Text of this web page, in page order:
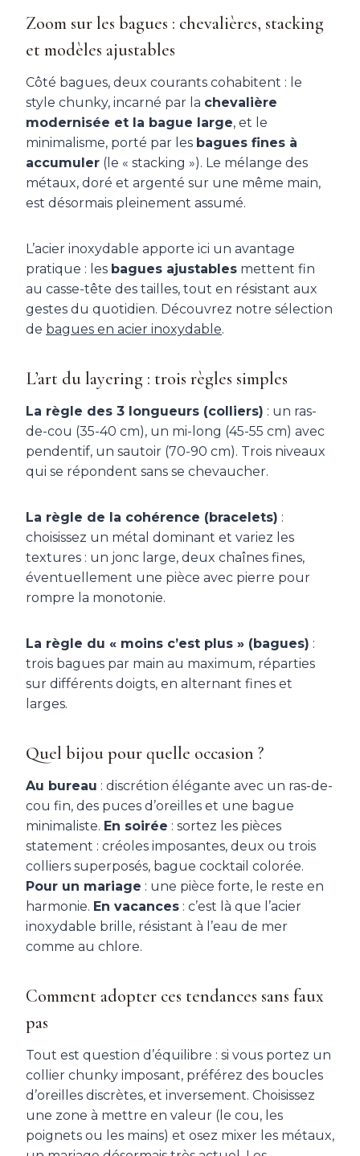
Zoom sur les bagues : chevalières, stacking
et modèles ajustables
Côté bagues, deux courants cohabitent : le
style chunky, incarné par la chevalière
modernisée et la bague large, et le
minimalisme, porté par les bagues fines à
accumuler (le « stacking »). Le mélange des
métaux, doré et argenté sur une même main,
est désormais pleinement assumé.
L’acier inoxydable apporte ici un avantage
pratique : les bagues ajustables mettent fin
au casse-tête des tailles, tout en résistant aux
gestes du quotidien. Découvrez notre sélection
de bagues en acier inoxydable.
L’art du layering : trois règles simples
La règle des 3 longueurs (colliers) : un ras-
de-cou (35-40 cm), un mi-long (45-55 cm) avec
pendentif, un sautoir (70-90 cm). Trois niveaux
qui se répondent sans se chevaucher.
La règle de la cohérence (bracelets) :
choisissez un métal dominant et variez les
textures : un jonc large, deux chaînes fines,
éventuellement une pièce avec pierre pour
rompre la monotonie.
La règle du « moins c’est plus » (bagues) :
trois bagues par main au maximum, réparties
sur différents doigts, en alternant fines et
larges.
Quel bijou pour quelle occasion ?
Au bureau : discrétion élégante avec un ras-de-
cou fin, des puces d’oreilles et une bague
minimaliste. En soirée : sortez les pièces
statement : créoles imposantes, deux ou trois
colliers superposés, bague cocktail colorée.
Pour un mariage : une pièce forte, le reste en
harmonie. En vacances : c’est là que l’acier
inoxydable brille, résistant à l’eau de mer
comme au chlore.
Comment adopter ces tendances sans faux
pas
Tout est question d’équilibre : si vous portez un
collier chunky imposant, préférez des boucles
d’oreilles discrètes, et inversement. Choisissez
une zone à mettre en valeur (le cou, les
poignets ou les mains) et osez mixer les métaux,